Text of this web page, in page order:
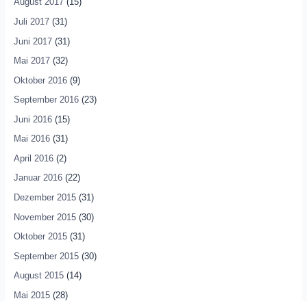
Juli 2017(31)
Juni 2017(31)
Mai 2017(32)
Oktober 2016(9)
September 2016(23)
Juni 2016(15)
Mai 2016(31)
April 2016(2)
Januar 2016(22)
Dezember 2015(31)
November 2015(30)
Oktober 2015(31)
September 2015(30)
August 2015(14)
Mai 2015(28)